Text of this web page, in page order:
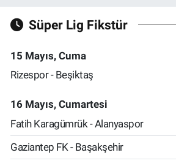
Süper Lig Fikstür
15 Mayıs, Cuma
Rizespor - Beşiktaş
16 Mayıs, Cumartesi
Fatih Karagümrük - Alanyaspor
Gaziantep FK - Başakşehir